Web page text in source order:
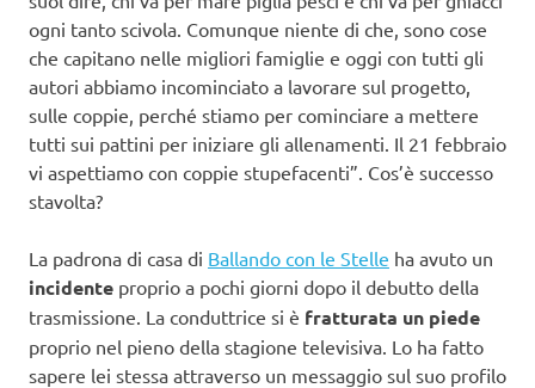
ogni tanto scivola. Comunque niente di che, sono cose
che capitano nelle migliori famiglie e oggi con tutti gli
autori abbiamo incominciato a lavorare sul progetto,
sulle coppie, perché stiamo per cominciare a mettere
tutti sui pattini per iniziare gli allenamenti. Il 21 febbraio
vi aspettiamo con coppie stupefacenti”. Cos’è successo
stavolta?
La padrona di casa di Ballando con le Stelle ha avuto un
incidente proprio a pochi giorni dopo il debutto della
trasmissione. La conduttrice si è fratturata un piede
proprio nel pieno della stagione televisiva. Lo ha fatto
sapere lei stessa attraverso un messaggio sul suo profilo